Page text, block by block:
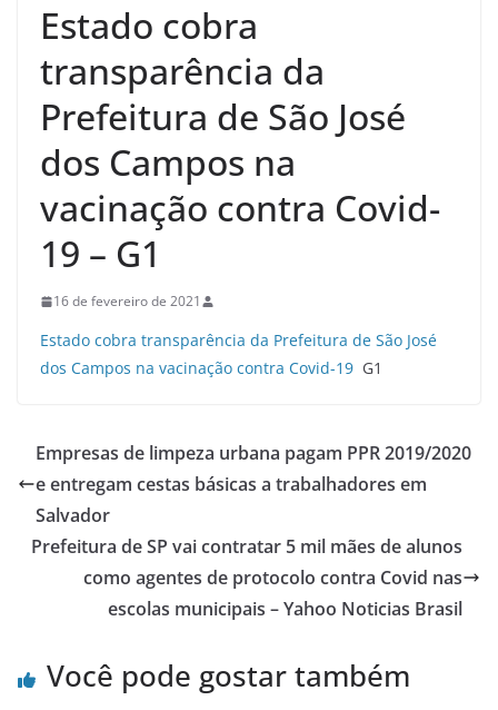
Estado cobra
transparência da
Prefeitura de São José
dos Campos na
vacinação contra Covid-
19 – G1
16 de fevereiro de 2021
Estado cobra transparência da Prefeitura de São José
dos Campos na vacinação contra Covid-19 G1
Empresas de limpeza urbana pagam PPR 2019/2020
e entregam cestas básicas a trabalhadores em
Salvador
Prefeitura de SP vai contratar 5 mil mães de alunos
como agentes de protocolo contra Covid nas
escolas municipais – Yahoo Noticias Brasil
Você pode gostar também